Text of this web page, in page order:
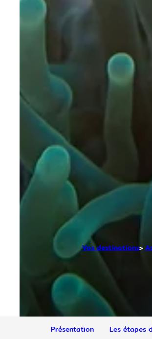
Vos destinations
Présentation Les étapes